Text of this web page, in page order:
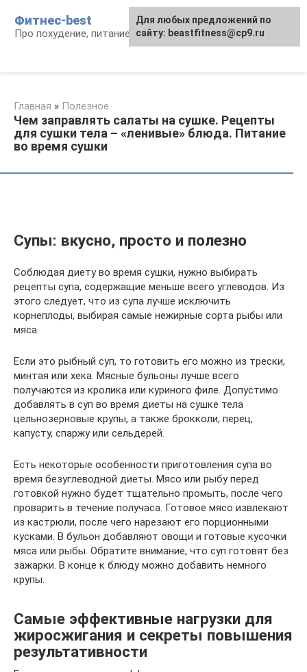
контенту
Фитнес-best
Про похудение, питание и фитнес
Главная » Полезное
Чем заправлять салаты на сушке. Рецепты
для сушки тела – «ленивые» блюда. Питание
во время сушки
Супы: вкусно, просто и полезно
Соблюдая диету во время сушки, нужно выбирать
рецепты супа, содержащие меньше всего углеводов. Из
этого следует, что из супа лучше исключить
корнеплоды, выбирая самые нежирные сорта рыбы или
мяса.
Если это рыбный суп, то готовить его можно из трески,
минтая или хека. Мясные бульоны лучше всего
получаются из кролика или куриного филе. Допустимо
добавлять в суп во время диеты на сушке тела
цельнозерновые крупы, а также брокколи, перец,
капусту, спаржу или сельдерей.
Есть некоторые особенности приготовления супа во
время безуглеводной диеты. Мясо или рыбу перед
готовкой нужно будет тщательно промыть, после чего
проварить в течение получаса. Готовое мясо извлекают
из кастрюли, после чего нарезают его порционными
кусками. В бульон добавляют овощи и готовые кусочки
мяса или рыбы. Обратите внимание, что суп готовят без
зажарки. В конце к блюду можно добавить немного
крупы.
Самые эффективные нагрузки для
жиросжигания и секреты повышения
результативности
Для любых предложений по
сайту: beastfitness@cp9.ru